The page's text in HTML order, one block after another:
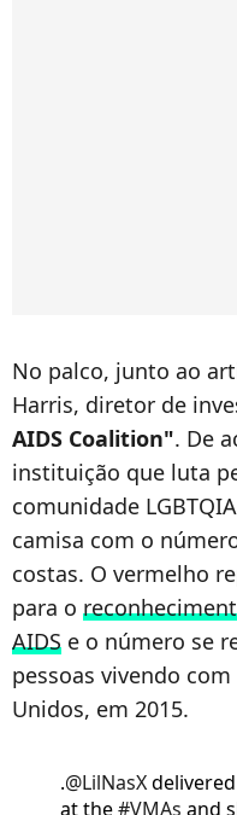
No palco, junto ao
Harris, diretor de
AIDS Coalition". De
instituição que luta
comunidade
camisa com o
costas. O vermelho
para o
AIDS e o número se
pessoas vivendo
Unidos, em 2015.
.@LilNasX
at the#VMAs and